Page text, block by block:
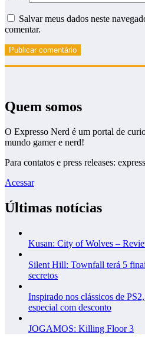
Salvar meus dados neste
comentar.
Quem somos
O Expresso Nerd é um portal de
mundo gamer e nerd!
Para contatos e press releases:
Acessar
Últimas notícias
Kusan: City of Wolves –
Silent Hill: Townfall terá 5
secretos
Inspirado nos clássicos de
especial com desconto
JOGAMOS: Killing Floor 3